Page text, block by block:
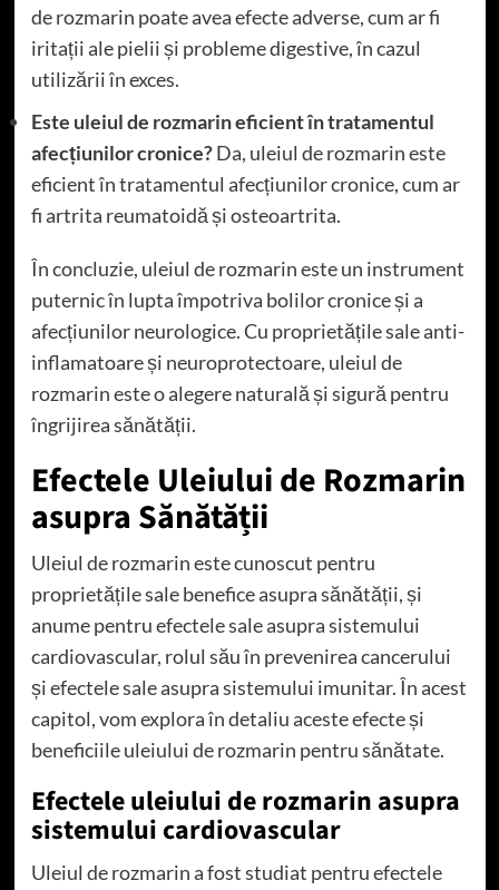
de rozmarin poate avea efecte adverse, cum ar fi
iritații ale pielii și probleme digestive, în cazul
utilizării în exces.
Este uleiul de rozmarin eficient în tratamentul
afecțiunilor cronice?Da, uleiul de rozmarin este
eficient în tratamentul afecțiunilor cronice, cum ar
fi artrita reumatoidă și osteoartrita.
În concluzie, uleiul de rozmarin este un instrument
puternic în lupta împotriva bolilor cronice și a
afecțiunilor neurologice. Cu proprietățile sale anti-
inflamatoare și neuroprotectoare, uleiul de
rozmarin este o alegere naturală și sigură pentru
îngrijirea sănătății.
Efectele Uleiului de Rozmarin
asupra Sănătății
Uleiul de rozmarin este cunoscut pentru
proprietățile sale benefice asupra sănătății, și
anume pentru efectele sale asupra sistemului
cardiovascular, rolul său în prevenirea cancerului
și efectele sale asupra sistemului imunitar. În acest
capitol, vom explora în detaliu aceste efecte și
beneficiile uleiului de rozmarin pentru sănătate.
Efectele uleiului de rozmarin asupra
sistemului cardiovascular
Uleiul de rozmarin a fost studiat pentru efectele